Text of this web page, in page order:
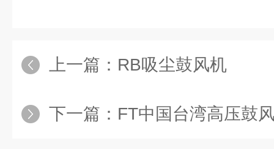
上一篇： RB吸尘鼓风机
下一篇： FT中国台湾高压鼓